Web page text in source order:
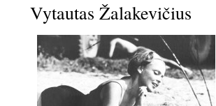
Vytautas Žalakevičius